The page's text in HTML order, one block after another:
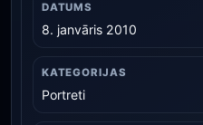
DATUMS
8. janvāris 2010
KATEGORIJAS
Portreti